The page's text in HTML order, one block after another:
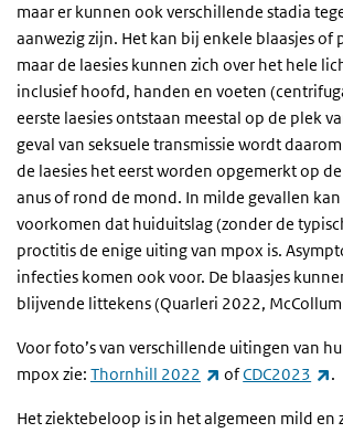
maar er kunnen ook verschillende stadia
aanwezig zijn. Het kan bij enkele blaasjes of
maar de laesies kunnen zich over het hele
inclusief hoofd, handen en voeten
eerste laesies ontstaan meestal op de plek
geval van seksuele transmissie wordt
de laesies het eerst worden opgemerkt op
anus of rond de mond. In milde gevallen
voorkomen dat huiduitslag (zonder de
proctitis de enige uiting van mpox is.
infecties komen ook voor. De blaasjes
blijvende littekens (Quarleri 2022,
Voor foto’s van verschillende uitingen van
mpox zie: Thornhill 2022 (externe link)
ofCDC2023 .
Het ziektebeloop is in het algemeen mild